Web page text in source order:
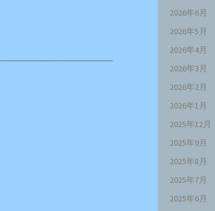
2026年6月
2026年5月
2026年4月
2026年3月
2026年2月
2026年1月
2025年12月
2025年9月
2025年8月
2025年7月
2025年6月